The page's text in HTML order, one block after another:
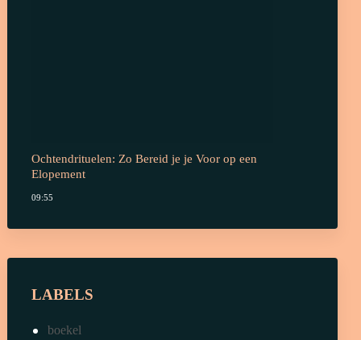
LABELS
bruiloft
eerde